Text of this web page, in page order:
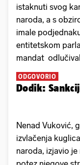
istaknuti svog
naroda, a s
imale
entitetskom
mandat
ODGOVORIO
Dodik:
Nenad Vuković,
izvlačenja
naroda, izjavio